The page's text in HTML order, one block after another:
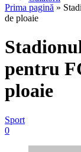
Prima pagină »
de ploaie
pentru
ploaie
Sport
0